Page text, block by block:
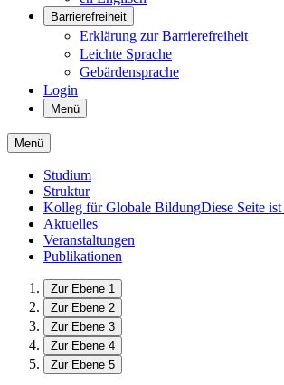
Barrierefreiheit
Erklärung zur Barrierefreiheit
Leichte Sprache
Gebärdensprache
Login
Menü
Menü
Studium
Struktur
Kolleg für Globale BildungDiese Seite
Aktuelles
Veranstaltungen
Publikationen
Zur Ebene 1
Zur Ebene 2
Zur Ebene 3
Zur Ebene 4
Zur Ebene 5